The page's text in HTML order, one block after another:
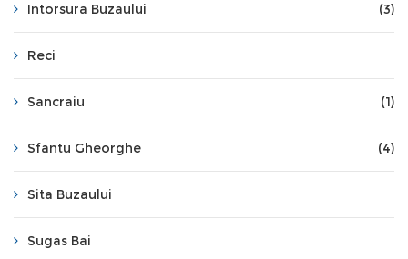
Intorsura Buzaului (3)
Reci
Sancraiu (1)
Sfantu Gheorghe (4)
Sita Buzaului
Sugas Bai